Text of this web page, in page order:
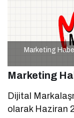
Marketing
Marketing
Dijital
olarak Haziran